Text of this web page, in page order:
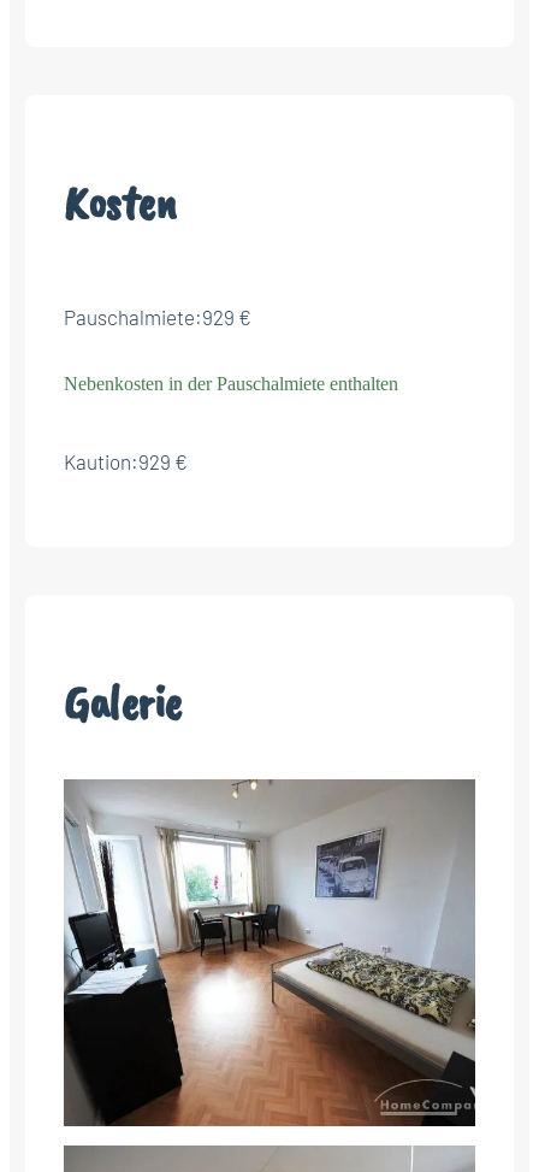
Kosten
Pauschalmiete:929 €
Nebenkosten in der Pauschalmiete enthalten
Kaution:929 €
Galerie